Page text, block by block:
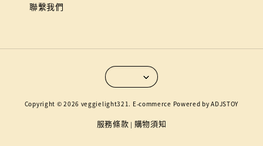
聯繫我們
Copyright © 2026 veggielight321. E-commerce Powered by ADJSTOY
服務條款 | 購物須知